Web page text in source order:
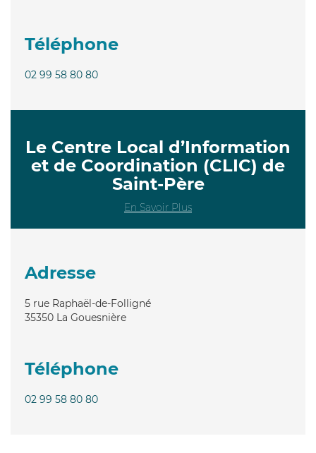
Téléphone
02 99 58 80 80
Le Centre Local d’Information
et de Coordination (CLIC) de
Saint-Père
En Savoir Plus
Adresse
5 rue Raphaël-de-Folligné
35350 La Gouesnière
Téléphone
02 99 58 80 80